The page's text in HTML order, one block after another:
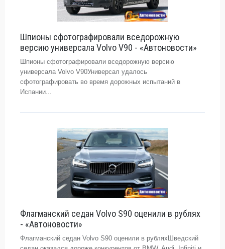
Шпионы сфотографировали вседорожную
версию универсала Volvo V90 - «Автоновости»
Шпионы сфотографировали вседорожную версию
универсала Volvo V90Универсал удалось
сфотографировать во время дорожных испытаний в
Испании...
Флагманский седан Volvo S90 оценили в рублях
- «Автоновости»
Флагманский седан Volvo S90 оценили в рубляхШведский